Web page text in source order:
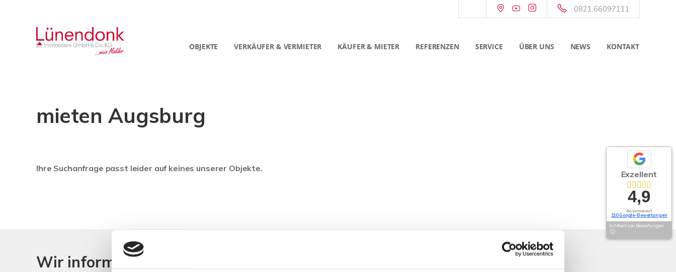
0821 66097111
OBJEKTE VERKÄUFER & VERMIETER KÄUFER & MIETER REFERENZEN SERVICE ÜBER UNS NEWS KONTAKT
mieten Augsburg
Ihre Suchanfrage passt leider auf keines unserer Objekte.
Wir informieren Sie automatisch über passende neue Angebote
Exzellent
4,9
Basierend auf
110 Google-Bewertungen
Echtheit von Bewertungen